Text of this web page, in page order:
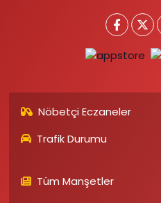
Nöbetçi Eczaneler
Trafik Durumu
Tüm Manşetler